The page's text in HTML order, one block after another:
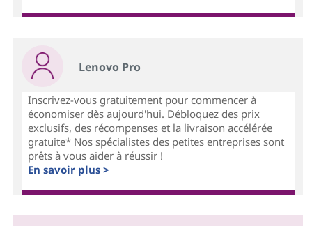
Lenovo Pro
Inscrivez-vous gratuitement pour commencer à
économiser dès aujourd'hui. Débloquez des prix
exclusifs, des récompenses et la livraison accélérée
gratuite* Nos spécialistes des petites entreprises sont
prêts à vous aider à réussir !
En savoir plus >